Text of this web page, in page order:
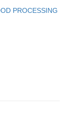
PROCESSING